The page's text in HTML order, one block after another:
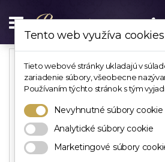
Tento web využíva cookies
Tieto webové stránky ukladajú v
zariadenie súbory, všeobecne
Používaním týchto stránok s tým
Nevyhnutné súbory cookie
Analytické súbory cookie
Marketingové súbory